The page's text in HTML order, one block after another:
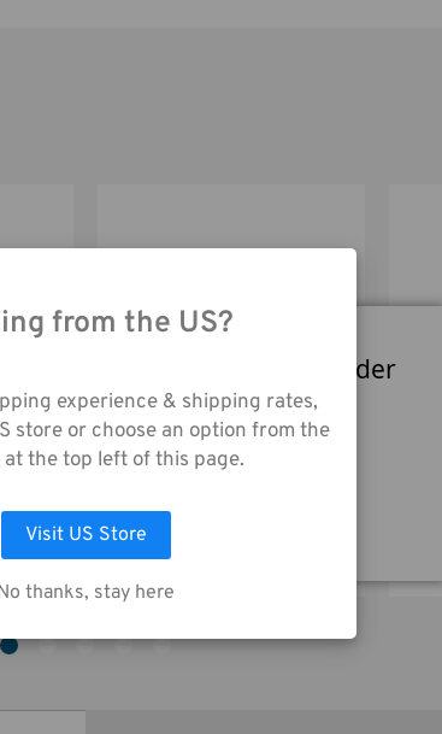
Tenba Tools 12" Wrap
(Einschlagtuch) grau
20,00€
Website stimmen Sie der
unserer
zu.
ALLE COOKIES AKZEPTIEREN
from the US?
experience & shipping rates,
store or choose an option from the
the top left of this page.
Visit US Store
thanks, stay here